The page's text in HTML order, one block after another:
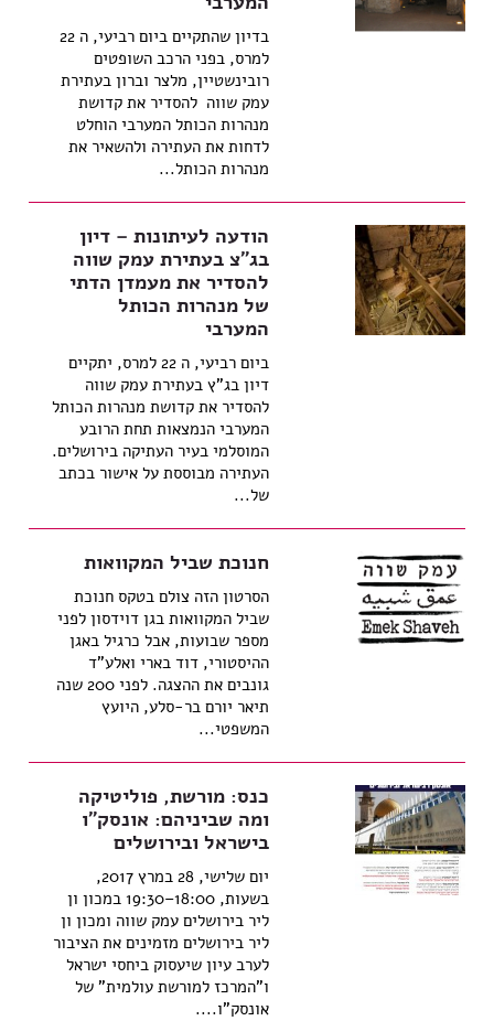
בדיון שהתקיים ביום רביעי, ה 22
למרס, בפני הרכב השופטים
רובינשטיין, מלצר וברון בעתירת
עמק שווה להסדיר את קדושת
מנהרות הכותל המערבי הוחלט
לדחות את העתירה ולהשאיר את
מנהרות הכותל...
הודעה לעיתונות – דיון
בג"צ בעתירת עמק שווה
להסדיר את מעמדן הדתי
של מנהרות הכותל
המערבי
ביום רביעי, ה 22 למרס, יתקיים
דיון בג"ץ בעתירת עמק שווה
להסדיר את קדושת מנהרות הכותל
המערבי הנמצאות תחת הרובע
המוסלמי בעיר העתיקה בירושלים.
העתירה מבוססת על אישור בכתב
של...
חנוכת שביל המקוואות
הסרטון הזה צולם בטקס חנוכת
שביל המקוואות בגן דוידסון לפני
מספר שבועות, אבל כרגיל באגן
ההיסטורי, דוד בארי ואלע"ד
גונבים את ההצגה. לפני 200 שנה
תיאר יורם בר-סלע, היועץ
המשפטי...
כנס: מורשת, פוליטיקה
ומה שביניהם: אונסק"ו
בישראל ובירושלים
יום שלישי, 28 במרץ 2017,
בשעות, 18:00–19:30 במכון ון
ליר בירושלים עמק שווה ומכון ון
ליר בירושלים מזמינים את הציבור
לערב עיון שיעסוק ביחסי ישראל
ו"המרכז למורשת עולמית" של
אונסק"ו....